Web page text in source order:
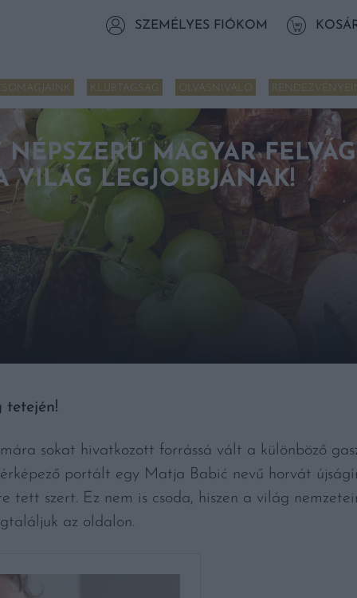
SZEMÉLYES FIÓKOM
KLUBTAGSÁG OLVASNIVALÓ
MAGYAR
VILÁG LEGJOBBJÁNAK!
sokat hivatkozott forrássá vált a különböző
portált egy Matja Babić nevű horvát
tett szert. Ez nem is csoda, hiszen a világ
az oldalon.